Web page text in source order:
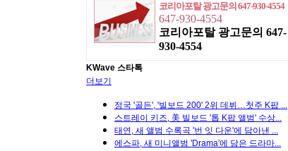
코리아포탈 광고문의 647-930-4554
647-930-4554
코리아포탈 광고문의 647-
930-4554
KWave 스타톡
더보기
정국 '골든', '빌보드 200' 2위 데뷔…첫주 K팝 ...
스트레이 키즈, 美 빌보드 '톱 K팝 앨범' 수상...
태연, 새 앨범 수록곡 '번 잇 다운'에 담아낸 ...
에스파, 새 미니앨범 'Drama'에 담은 드라마...